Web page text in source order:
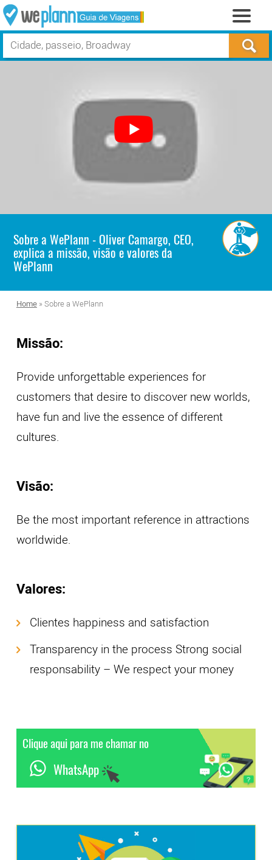
Sobre a WePlann - Oliver Camargo, CEO,
explica a missão, visão e valores da
WePlann
Home» Sobre a WePlann
Missão:
Provide unforgettable experiences for
customers that desire to discover new worlds,
have fun and live the essence of different
cultures.
Visão:
Be the most important reference in attractions
worldwide.
Valores:
Clientes happiness and satisfaction
Transparency in the process Strong social
responsability – We respect your money
Clique aqui para me chamar no
WhatsApp